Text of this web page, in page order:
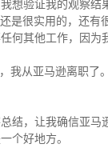
想验证我的观察结
是很实用的，还有
何其他工作，因为
我从亚马逊离职了。
结，让我确信亚马
个好地方。